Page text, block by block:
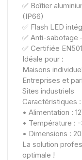
✅ Boîtier
(IP66)
✅ Flash LED
✅ Anti-sabotage
✅ Certifiée
Idéale pour :
Maisons
Entreprises et
Sites industriels
Caractéristiques :
• Alimentation :
• Température :
• Dimensions :
La solution
optimale !